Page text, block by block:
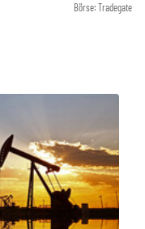
Börse: Tradegate